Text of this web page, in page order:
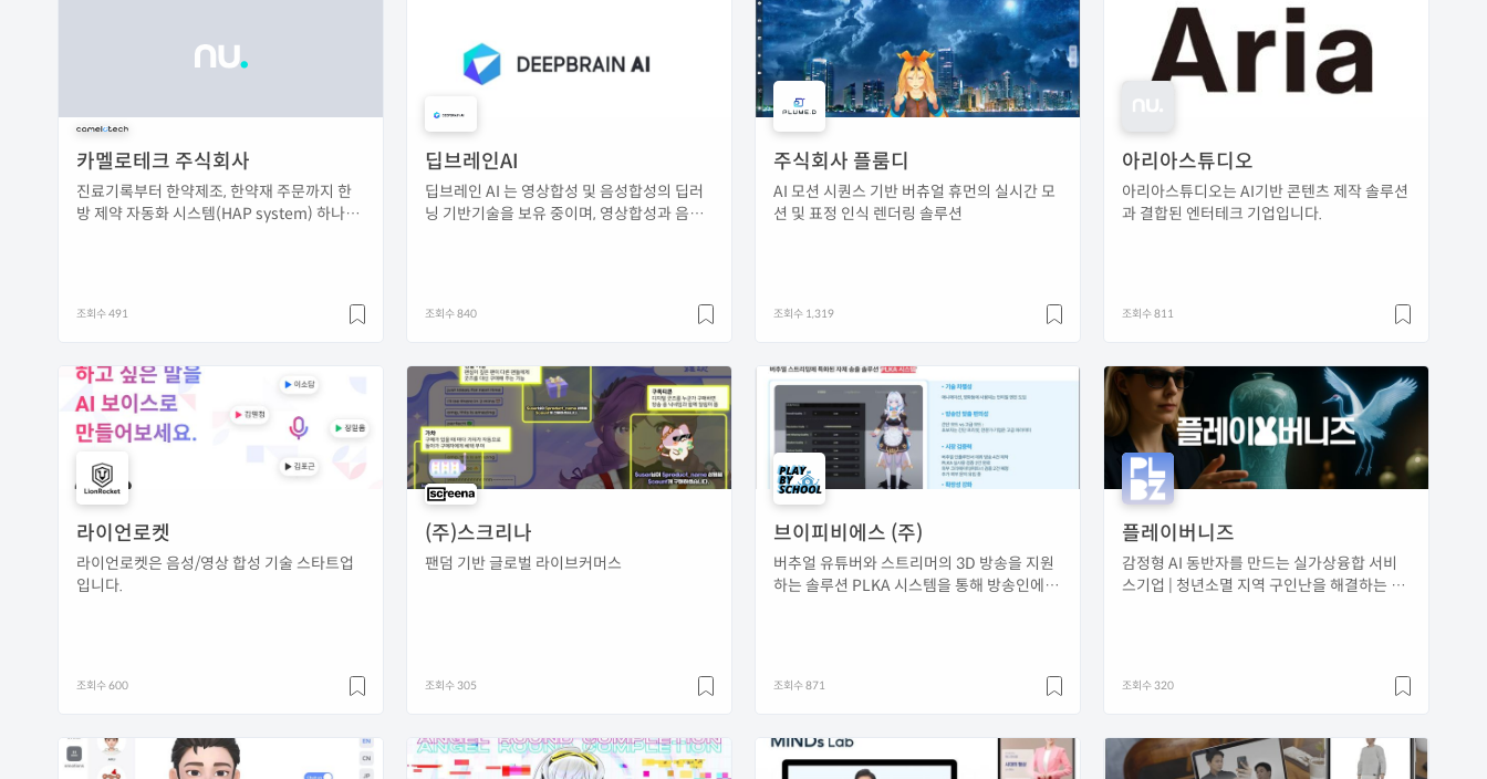
카멜로테크 주식회사
진료기록부터 한약제조, 한약재 주문까지 한
방 제약 자동화 시스템(HAP system) 하나로
조회수 491
딥브레인AI
딥브레인 AI 는 영상합성 및 음성합성의 딥러
닝 기반기술을 보유 중이며, 영상합성과 음성
조회수 840
주식회사 플룸디
AI 모션 시퀀스 기반 버츄얼 휴먼의 실시간 모
션 및 표정 인식 렌더링 솔루션
조회수 1,319
아리아스튜디오
아리아스튜디오는 AI기반 콘텐츠 제작 솔루션
과 결합된 엔터테크 기업입니다.
조회수 811
라이언로켓
라이언로켓은 음성/영상 합성 기술 스타트업
입니다.
조회수 600
(주)스크리나
팬덤 기반 글로벌 라이브커머스
조회수 305
브이피비에스 (주)
버추얼 유튜버와 스트리머의 3D 방송을 지원
하는 솔루션 PLKA 시스템을 통해 방송인에 특
조회수 871
플레이버니즈
감정형 AI 동반자를 만드는 실가상융합 서비
스기업 | 청년소멸 지역 구인난을 해결하는 소
조회수 320